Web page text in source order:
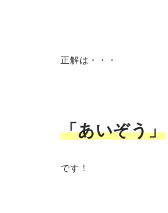
正解は・・・
「あいぞう」
です！